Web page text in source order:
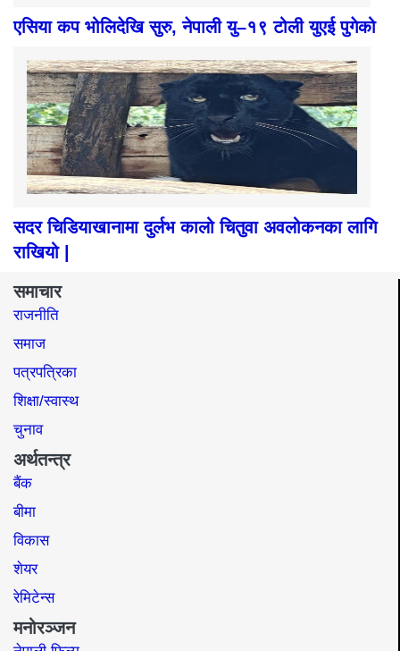
एसिया कप भोलिदेखि सुरु, नेपाली यु–१९ टोली युएई पुगेको
सदर चिडियाखानामा दुर्लभ कालो चितुवा अवलोकनका लागि
राखियो |
समाचार
राजनीति
समाज​
पत्रपत्रिका
शिक्षा/स्वास्थ
चुनाव
अर्थतन्त्र
बैंक
बीमा
विकास
शेयर
रेमिटेन्स
मनोरञ्जन